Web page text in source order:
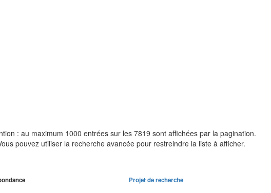
: au maximum 1000 entrées sur les 7819 sont affichées par la pagination.
pouvez utiliser la recherche avancée pour restreindre la liste à afficher.
Projet de recherche